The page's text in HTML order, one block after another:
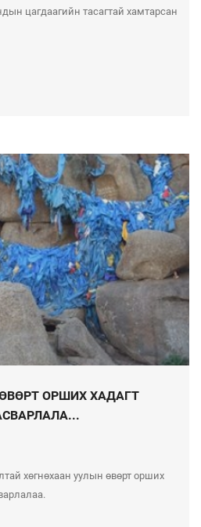
цагдаагийн тасагтай хамтарсан
ОРШИХ ХАДАГТ
хөгнөхаан уулын өвөрт орших